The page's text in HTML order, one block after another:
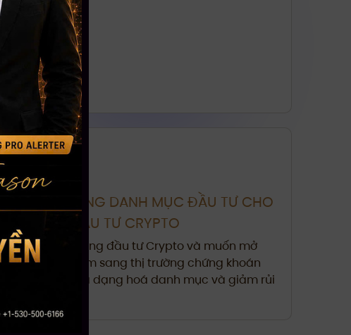
MỞ RỘNG DANH MỤC ĐẦU TƯ CHO
NHÀ ĐẦU TƯ CRYPTO
Người đang đầu tư Crypto và muốn mở
rộng thêm sang thị trường chứng khoán
Mỹ để đa dạng hoá danh mục và giảm rủi